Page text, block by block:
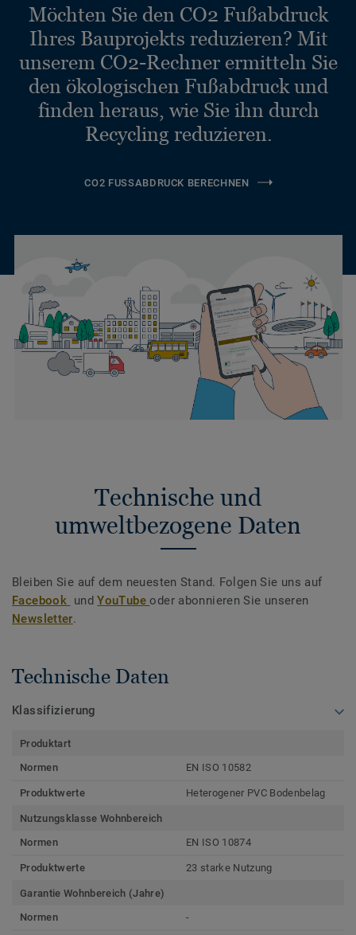
Möchten Sie den CO2 Fußabdruck
Ihres Bauprojekts reduzieren? Mit
unserem CO2-Rechner ermitteln Sie
den ökologischen Fußabdruck und
finden heraus, wie Sie ihn durch
Recycling reduzieren.
CO2 FUSSABDRUCK BERECHNEN
Technische und
umweltbezogene Daten
Bleiben Sie auf dem neuesten Stand. Folgen Sie uns auf
Facebook undYouTubeoder abonnieren Sie unseren
Newsletter.
Technische Daten
Klassifizierung
Produktart
Normen
EN ISO 10582
Produktwerte Heterogener PVC Bodenbelag
Nutzungsklasse Wohnbereich
Normen
EN ISO 10874
Produktwerte 23 starke Nutzung
Garantie Wohnbereich (Jahre)
Normen
-